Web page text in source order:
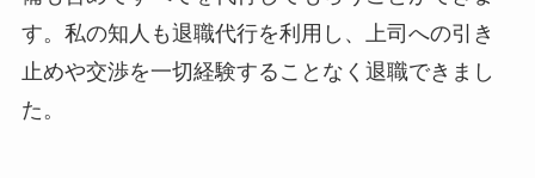
す。私の知人も退職代行を利用し、上司への引き
止めや交渉を一切経験することなく退職できまし
た。